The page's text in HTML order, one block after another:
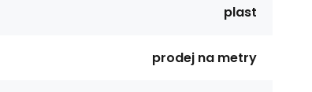
plast
prodej na metry